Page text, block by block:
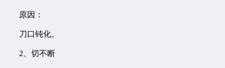
原因：
刀口钝化。
2、切不断